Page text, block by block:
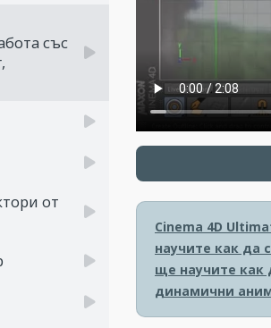
със
от
Cinema 4D
научите как да
ще научите как
динамични